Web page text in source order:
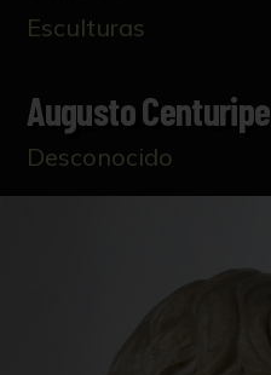
Esculturas
Augusto Centuripe
Desconocido